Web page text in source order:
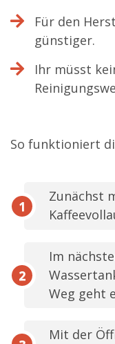
Für den
günstiger.
Ihr müsst
So funktioniert
Zunächst
Im
Weg geht
Mit der